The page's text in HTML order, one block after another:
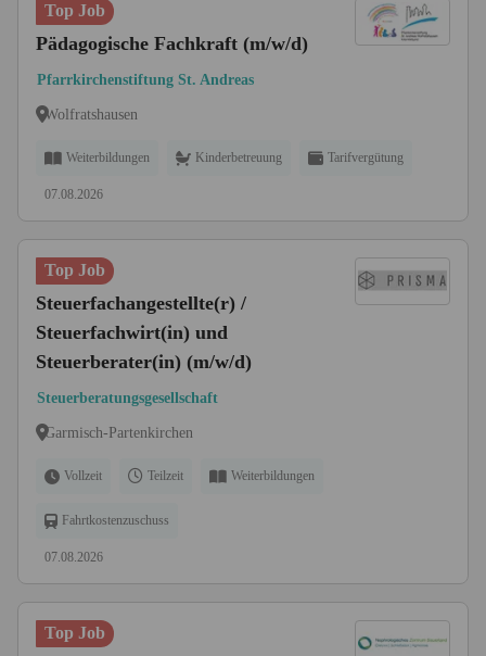
Top Job
Pädagogische Fachkraft (m/w/d)
Pfarrkirchenstiftung St. Andreas
Wolfratshausen
Weiterbildungen Kinderbetreuung Tarifvergütung
07.08.2026
Top Job
Steuerfachangestellte(r) /
Steuerfachwirt(in) und
Steuerberater(in) (m/w/d)
Steuerberatungsgesellschaft
Garmisch-Partenkirchen
Vollzeit Teilzeit Weiterbildungen
Fahrtkostenzuschuss
07.08.2026
Top Job